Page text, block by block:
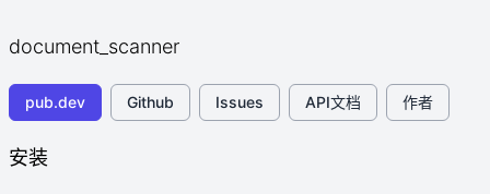
document_scanner
pub.dev Github Issues API文档 作者
安装